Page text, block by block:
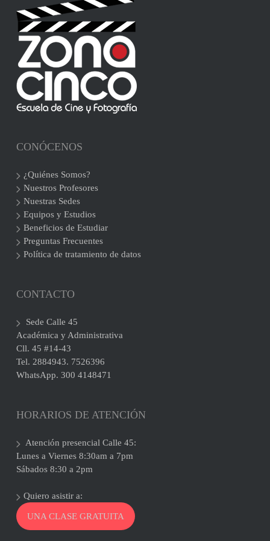
CONÓCENOS
¿Quiénes Somos?
Nuestros Profesores
Nuestras Sedes
Equipos y Estudios
Beneficios de Estudiar
Preguntas Frecuentes
Política de tratamiento de datos
CONTACTO
Sede Calle 45
Académica y Administrativa
Cll. 45 #14-43
Tel. 2884943. 7526396
WhatsApp. 300 4148471
HORARIOS DE ATENCIÓN
Atención presencial Calle 45:
Lunes a Viernes 8:30am a 7pm
Sábados 8:30 a 2pm
Quiero asistir a:
UNA CLASE GRATUITA